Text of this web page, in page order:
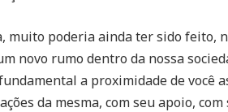
muito poderia ainda ter sido feito,
novo rumo dentro da nossa
a proximidade de você
da mesma, com seu apoio,